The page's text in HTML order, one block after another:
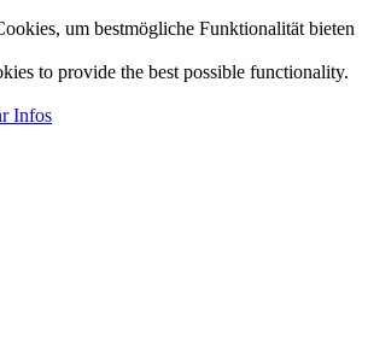
um bestmögliche Funktionalität bieten
to provide the best possible functionality.
Infos